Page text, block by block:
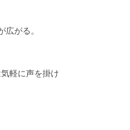
がる。
軽に声を掛け